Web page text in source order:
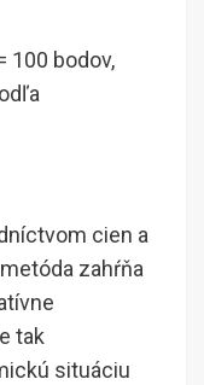
100 bodov,
cien a
zahŕňa
tak
situáciu